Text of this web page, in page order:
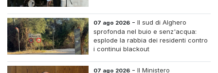
07 ago 2026 -Il sud di Alghero
sprofonda nel buio e senz'acqua:
esplode la rabbia dei residenti contro
i continui blackout
07 ago 2026 -Il Ministero